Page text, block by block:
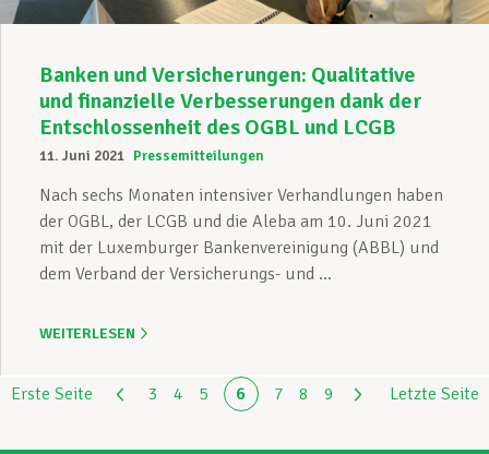
Banken und Versicherungen: Qualitative
und finanzielle Verbesserungen dank der
Entschlossenheit des OGBL und LCGB
11. Juni 2021 Pressemitteilungen
Nach sechs Monaten intensiver Verhandlungen haben
der OGBL, der LCGB und die Aleba am 10. Juni 2021
mit der Luxemburger Bankenvereinigung (ABBL) und
dem Verband der Versicherungs- und ...
WEITERLESEN
Erste Seite 3 4 5 6 7 8 9 Letzte Seite